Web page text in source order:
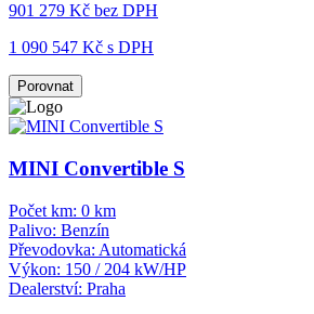
901 279 Kč bez DPH
1 090 547 Kč s DPH
Porovnat
MINI Convertible S
Počet km: 0 km
Palivo: Benzín
Převodovka: Automatická
Výkon: 150 / 204 kW/HP
Dealerství: Praha